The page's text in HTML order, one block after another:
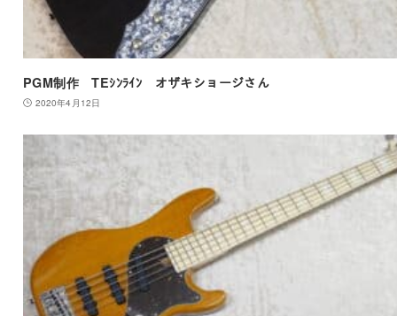
PGM制作 TEｼﾝﾗｲﾝ オザキショージさん
2020年4月12日